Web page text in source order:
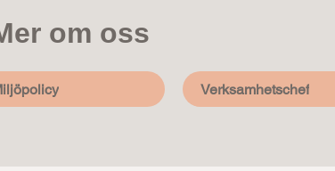
om oss
Verksamhetschef